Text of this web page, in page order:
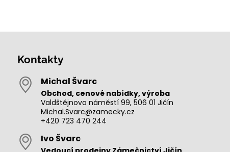
Kontakty
Michal Švarc
Obchod, cenové nabídky, výroba
Valdštějnovo náměstí 99, 506 01 Jičín
Michal.Svarc@zamecky.cz
+420 723 470 244
Ivo Švarc